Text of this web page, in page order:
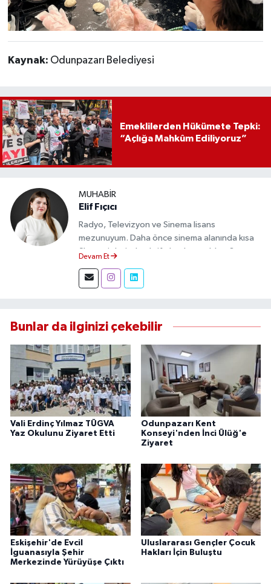
Kaynak: Odunpazarı Belediyesi
Emeklilerden Hükümete Tepki:
“Açlığa Mahkûm Ediliyoruz”
MUHABIR
Elif Fıçıcı
Radyo, Televizyon ve Sinema lisans
mezunuyum. Daha önce sinema alanında kısa
film projelerinde aktif olarak yer aldım. Şu an
görev yapıyor, gündemi sahadan takip ederek
doğru ve tarafsız haberler üretiyorum.
Devam Et
Bunlar da ilginizi çekebilir
Vali Erdinç Yılmaz TÜGVA
Yaz Okulunu Ziyaret Etti
Odunpazarı Kent
Konseyi'nden İnci Ülüğ'e
Ziyaret
Eskişehir'de Evcil
İguanasıyla Şehir
Merkezinde Yürüyüşe Çıktı
Uluslararası Gençler Çocuk
Hakları İçin Buluştu